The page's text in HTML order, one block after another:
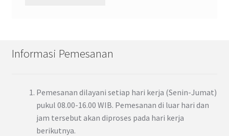
Informasi Pemesanan
Pemesanan dilayani setiap hari kerja (Senin-Jumat)
pukul 08.00-16.00 WIB. Pemesanan di luar hari dan
jam tersebut akan diproses pada hari kerja
berikutnya.